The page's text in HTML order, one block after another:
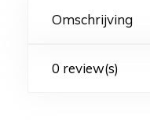
Omschrijving
0 review(s)